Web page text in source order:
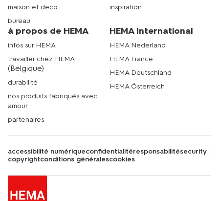
maison et deco
bureau
inspiration
à propos de HEMA
infos sur HEMA
travailler chez HEMA
(Belgique)
durabilité
nos produits fabriqués avec
amour
partenaires
HEMA International
HEMA Nederland
HEMA France
HEMA Deutschland
HEMA Österreich
accessibilité numériqueconfidentialitéresponsabilitésecurity
copyrightconditions généralescookies